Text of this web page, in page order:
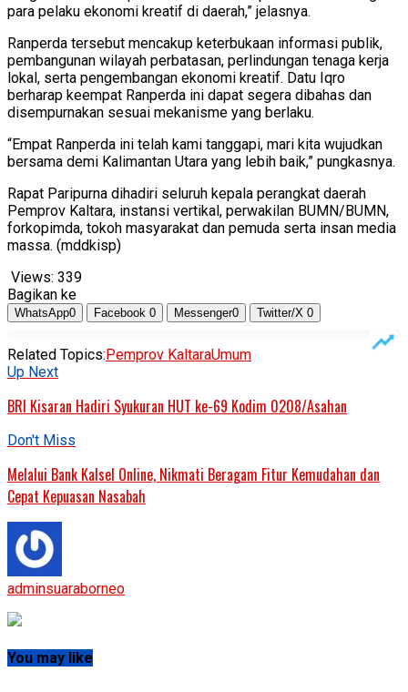
para pelaku ekonomi kreatif di daerah,” jelasnya.
Ranperda tersebut mencakup keterbukaan informasi publik,
pembangunan wilayah perbatasan, perlindungan tenaga kerja
lokal, serta pengembangan ekonomi kreatif. Datu Iqro
berharap keempat Ranperda ini dapat segera dibahas dan
disempurnakan sesuai mekanisme yang berlaku.
“Empat Ranperda ini telah kami tanggapi, mari kita wujudkan
bersama demi Kalimantan Utara yang lebih baik,” pungkasnya.
Rapat Paripurna dihadiri seluruh kepala perangkat daerah
Pemprov Kaltara, instansi vertikal, perwakilan BUMN/BUMN,
forkopimda, tokoh masyarakat dan pemuda serta insan media
massa. (mddkisp)
Views: 339
Bagikan ke
WhatsApp0 Facebook 0 Messenger0 Twitter/X 0
Related Topics:Pemprov KaltaraUmum
Up Next
BRI Kisaran Hadiri Syukuran HUT ke-69 Kodim 0208/Asahan
Don't Miss
Melalui Bank Kalsel Online, Nikmati Beragam Fitur Kemudahan dan
Cepat Kepuasan Nasabah
adminsuaraborneo
You may like